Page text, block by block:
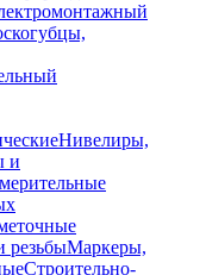
Нивелиры,
и
резьбыМаркеры,
Строительно-